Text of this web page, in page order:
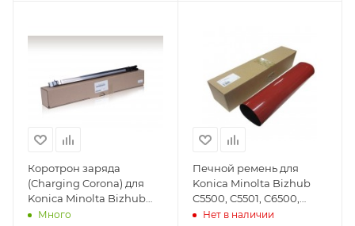
Коротрон заряда
(Charging Corona) для
Konica Minolta Bizhub
Pro C5500, C5501, C6500,
Много
Печной ремень для
Konica Minolta Bizhub
C5500, C5501, C6500,
C6501, C6000, C7000,
Нет в наличии